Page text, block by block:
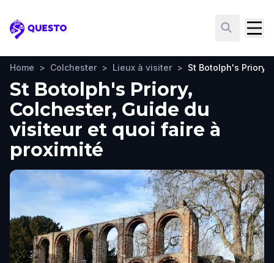
Questo
Home > Colchester > Lieux à visiter > St Botolph's Priory
St Botolph's Priory,
Colchester, Guide du
visiteur et quoi faire à
proximité